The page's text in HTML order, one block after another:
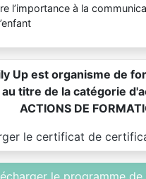
l’importance à la
Up est organisme de
titre de la catégorie
ACTIONS DE
le certificat de
le programme